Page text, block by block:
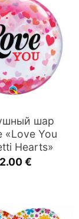
шар
«Love You
Hearts»
€